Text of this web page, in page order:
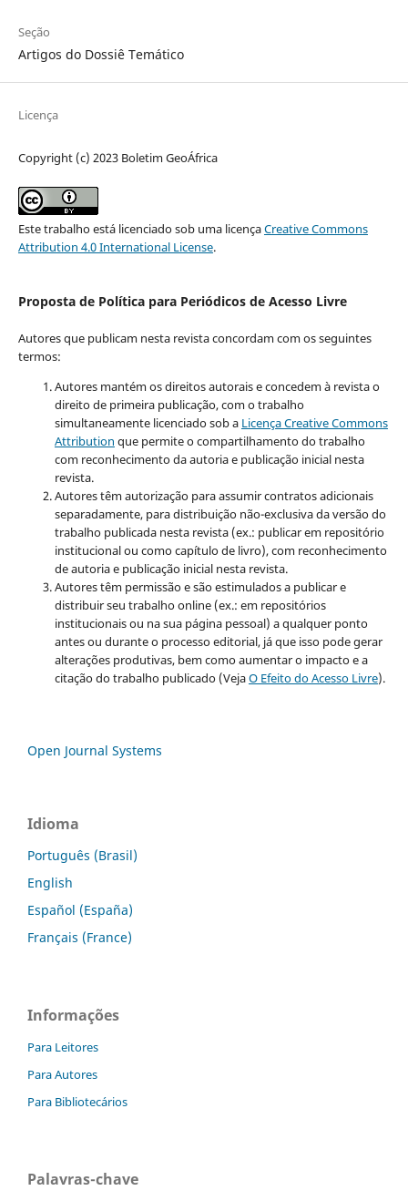
Seção
Artigos do Dossiê Temático
Licença
Copyright (c) 2023 Boletim GeoÁfrica
Este trabalho está licenciado sob uma licençaCreative Commons
Attribution 4.0 International License.
Proposta de Política para Periódicos de Acesso Livre
Autores que publicam nesta revista concordam com os seguintes
termos:
Autores mantém os direitos autorais e concedem à revista o
direito de primeira publicação, com o trabalho
simultaneamente licenciado sob a Licença Creative Commons
Attribution que permite o compartilhamento do trabalho
com reconhecimento da autoria e publicação inicial nesta
revista.
Autores têm autorização para assumir contratos adicionais
separadamente, para distribuição não-exclusiva da versão do
trabalho publicada nesta revista (ex.: publicar em repositório
institucional ou como capítulo de livro), com reconhecimento
de autoria e publicação inicial nesta revista.
Autores têm permissão e são estimulados a publicar e
distribuir seu trabalho online (ex.: em repositórios
institucionais ou na sua página pessoal) a qualquer ponto
antes ou durante o processo editorial, já que isso pode gerar
alterações produtivas, bem como aumentar o impacto e a
citação do trabalho publicado (VejaO Efeito do Acesso Livre).
Open Journal Systems
Idioma
Português (Brasil)
English
Español (España)
Français (France)
Informações
Para Leitores
Para Autores
Para Bibliotecários
Palavras-chave